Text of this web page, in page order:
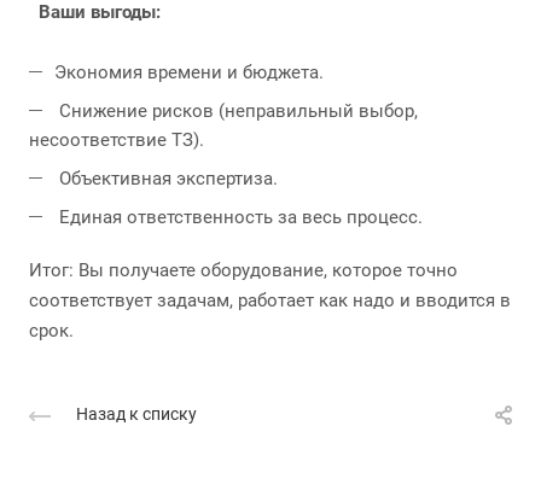
Ваши выгоды:
Экономия времени и бюджета.
Снижение рисков (неправильный выбор,
несоответствие ТЗ).
Объективная экспертиза.
Единая ответственность за весь процесс.
Итог: Вы получаете оборудование, которое точно
соответствует задачам, работает как надо и вводится в
срок.
Назад к списку